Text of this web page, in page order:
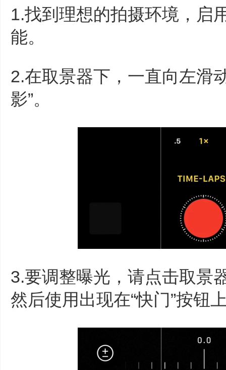
1.找到理想的拍摄环境，启
能。
2.在取景器下，一直向左滑
影”。
3.要调整曝光，请点击取景
然后使用出现在“快门”按钮